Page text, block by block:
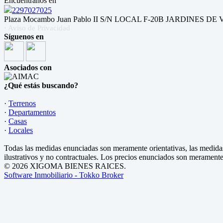
2297027025
Plaza Mocambo Juan Pablo II S/N LOCAL F-20B JARDINES DE
· Aviso de Privacidad
Síguenos en
Asociados con
¿Qué estás buscando?
· Terrenos
· Departamentos
· Casas
· Locales
Todas las medidas enunciadas son meramente orientativas, las
ilustrativos y no contractuales. Los precios enunciados son
© 2026 XIGOMA BIENES RAICES.
Software Inmobiliario - Tokko Broker